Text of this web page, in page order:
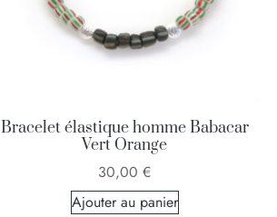
Bracelet élastique homme Babacar
Vert Orange
30,00 €
Ajouter au panier